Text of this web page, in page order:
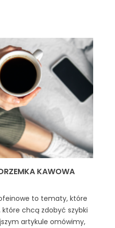
KAWOWA
to tematy, które
chcą zdobyć szybki
artykule omówimy,